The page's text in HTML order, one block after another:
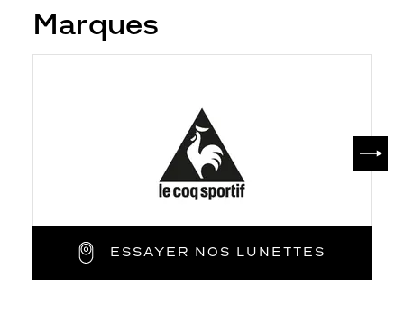
Marques
ESSAYER NOS LUNETTES